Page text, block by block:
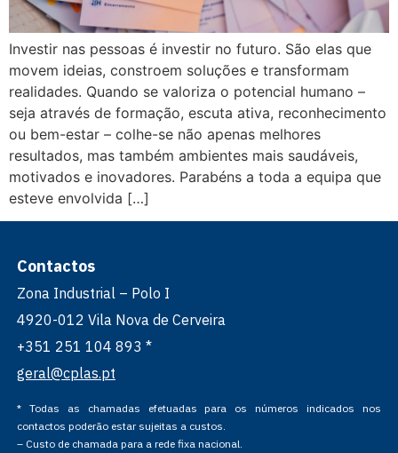
Investir nas pessoas é investir no futuro. São elas que
movem ideias, constroem soluções e transformam
realidades. Quando se valoriza o potencial humano –
seja através de formação, escuta ativa, reconhecimento
ou bem-estar – colhe-se não apenas melhores
resultados, mas também ambientes mais saudáveis,
motivados e inovadores. Parabéns a toda a equipa que
esteve envolvida […]
Contactos
Zona Industrial – Polo I
4920-012 Vila Nova de Cerveira
+351 251 104 893 *
geral@cplas.pt
* Todas as chamadas efetuadas para os números indicados nos
contactos poderão estar sujeitas a custos.
– Custo de chamada para a rede fixa nacional.